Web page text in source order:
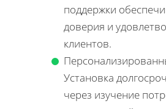
поддержки
доверия и
клиентов.
Установка
через изучение